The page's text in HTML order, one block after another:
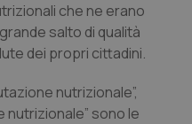
Bolzano
che ne erano
salto di qualità
dei propri cittadini.
nutrizionale”,
nutrizionale” sono le